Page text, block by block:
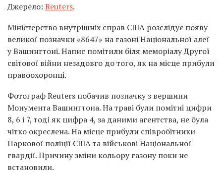
Джерело: Reuters.
Міністерство внутрішніх справ США розслідує появу
великої позначки «8647» на газоні Національної алеї
у Вашингтоні. Напис помітили біля меморіалу Другої
світової війни незадовго до того, як на місце прибули
правоохоронці.
Фотограф Reuters побачив позначку з вершини
Монумента Вашингтона. На траві були помітні цифри
8, 6 і 7, тоді як цифра 4, за даними агентства, не була
чітко окреслена. На місце прибули співробітники
Паркової поліції США та військові Національної
гвардії. Причину зміни кольору газону поки не
встановили.